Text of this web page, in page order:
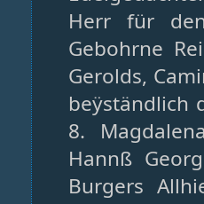
Herr für
Gebohrne
Gerolds,
beÿständlich
8.
Hannß
Burgers